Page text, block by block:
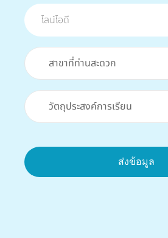
สาขาที่ท่านสะดวก
วัตถุประสงค์การเรียน